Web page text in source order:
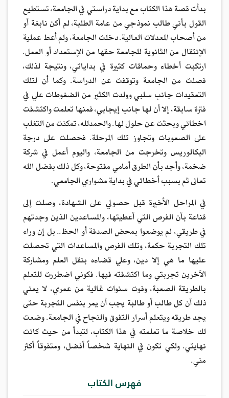
بدأت قصة هذا الكتاب مع بداية دراستي في الجامعة، تستطيع
القول بأني طالب نموذجي من عامة الطلبة، لم أكن نابغة أو
من أصحاب المعدلات العالية. دخلت الجامعة، ولم أعط عملية
الإنتقال من الثانوية للجامعة حقها من الإستعداد أو العمل.
ارتكبت أخطاء وحماقات كثيرة في بداياتي، ونتيجة لذلك،
فصلت من الجامعة وتوقفت عن الدراسة. وكما أن لتلك
التعقيدات جانب سلبي وولدت الكثير من الضغوطات علي في
فترة سابقة، إلا أن لها جانب إيجابي، فمنها تعلمت واكتشفت
اخطائي وبحثت عن حلول لها. والحمدلله، تمكنت من التغلب
على الصعوبات وتجاوز تلك المرحلة. فحصلت على درجة
البكالوريس وتخرجت من الجامعة، واليوم أعمل في شركة
ضخمة، وأجد بأن الطرق أمامي مفتوحة، وكل ذلك بفضل الله
تعالى ثم بسبب أخطائي في بداية مشواري الجامعي.
في المراحل الأخيرة قبل حصولي على الشهادة، وصلت إلى
قناعة بأن الفرص التي أعطيتها، والمساعدين الذين وجدتهم
في طريقي، لم يوضعوا بمحض الصدفة أو الحظ.. بل إن وراء
تلك التجربة حكمة، وتلك الفرص والمساعدات التي تحصلت
عليها ما هي إلا دين، وعلي قضاءه بنقل العلم ومشاركة
الآخرين تجربتي وما اكتشفته فيها. فكوني اضطررت للتعلم
بالطريقة الصعبة، وفوت سنوات غالية من عمري، لا يعني
ذلك أن كل طالب أو طالبة يجب أن يمر بنفس التجربة حتى
يجد طريقه ويتعلم أسرار التفوق والنجاح في الجامعة. وضعت
لك خلاصة ما تعلمته في هذا الكتاب، لتبدأ من حيث كانت
نهايتي. ولكي تكون في النهاية شخصاً أفضل، ومتفوقاً أكثر
مني.
فهرس الكتاب